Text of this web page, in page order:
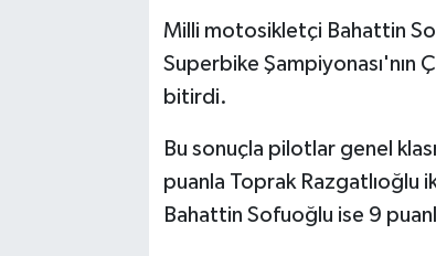
Milli motosikletçi Bahattin
Superbike Şampiyonası'nın
bitirdi.
Bu sonuçla pilotlar genel
puanla Toprak Razgatlıoğlu
Bahattin Sofuoğlu ise 9